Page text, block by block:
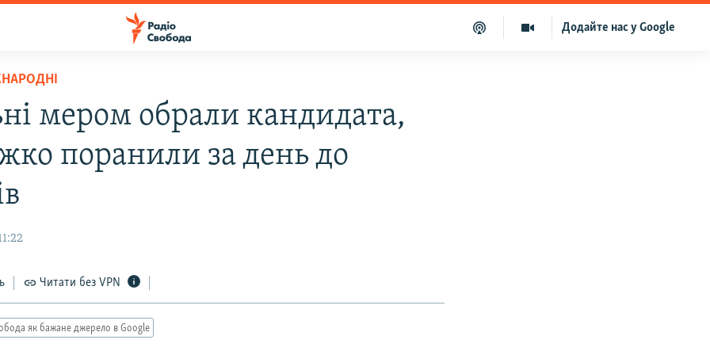
Додайте нас у Google
мером обрали кандидата,
поранили за день до
Читати без VPN
як бажане джерело в Google